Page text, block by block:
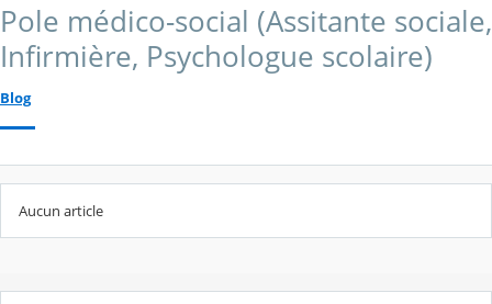
Pole médico-social (Assitante sociale,
Infirmière, Psychologue scolaire)
Blog
Aucun article